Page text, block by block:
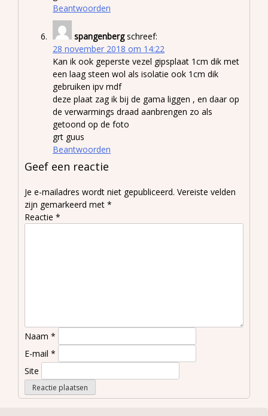
Beantwoorden
spangenberg schreef:
28 november 2018 om 14:22
Kan ik ook geperste vezel gipsplaat 1cm dik met
een laag steen wol als isolatie ook 1cm dik
gebruiken ipv mdf
deze plaat zag ik bij de gama liggen , en daar op
de verwarmings draad aanbrengen zo als
getoond op de foto
grt guus
Beantwoorden
Geef een reactie
Je e-mailadres wordt niet gepubliceerd. Vereiste velden
zijn gemarkeerd met *
Reactie *
Naam *
E-mail *
Site